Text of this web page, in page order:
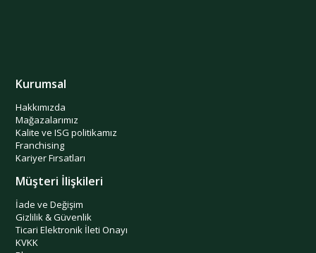
Kurumsal
Hakkımızda
Mağazalarımız
Kalite ve ISG politikamız
Franchising
Kariyer Fırsatları
Müşteri İlişkileri
İade ve Değişim
Gizlilik & Güvenlik
Ticari Elektronik İleti Onayı
KVKK